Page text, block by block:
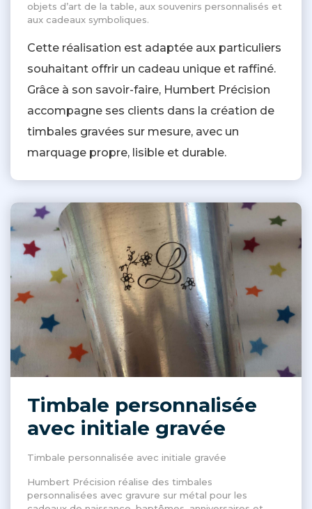
objets d’art de la table, aux souvenirs personnalisés et
aux cadeaux symboliques.
Cette réalisation est adaptée aux particuliers
souhaitant offrir un cadeau unique et raffiné.
Grâce à son savoir-faire, Humbert Précision
accompagne ses clients dans la création de
timbales gravées sur mesure, avec un
marquage propre, lisible et durable.
Timbale personnalisée
avec initiale gravée
Timbale personnalisée avec initiale gravée
Humbert Précision réalise des timbales
personnalisées avec gravure sur métal pour les